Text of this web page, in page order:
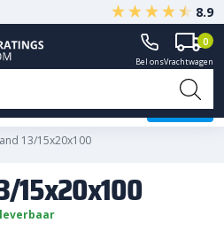
Gegarandeerd A-kwaliteit
8.9
Bel onsVrachtwagen
0
13/15x20x100
15x20x100